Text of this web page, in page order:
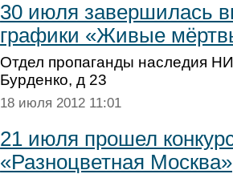
30 июля завершилась
графики «Живые
Отдел пропаганды наследия
Бурденко, д 23
18 июля 2012 11:01
21 июля прошел
«Разноцветная Москва»